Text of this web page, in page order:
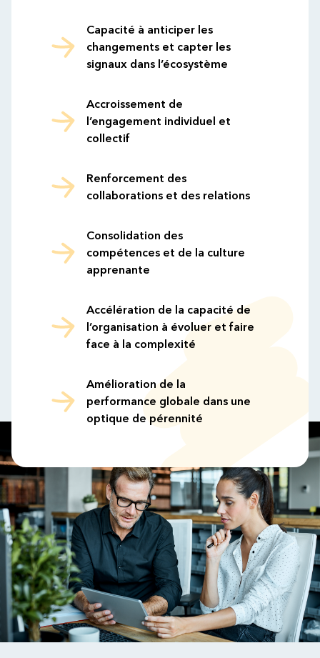
Capacité à anticiper les
changements et capter les
signaux dans l’écosystème
Accroissement de
l’engagement individuel et
collectif
Renforcement des
collaborations et des relations
Consolidation des
compétences et de la culture
apprenante
Accélération de la capacité de
l’organisation à évoluer et faire
face à la complexité
Amélioration de la
performance globale dans une
optique de pérennité